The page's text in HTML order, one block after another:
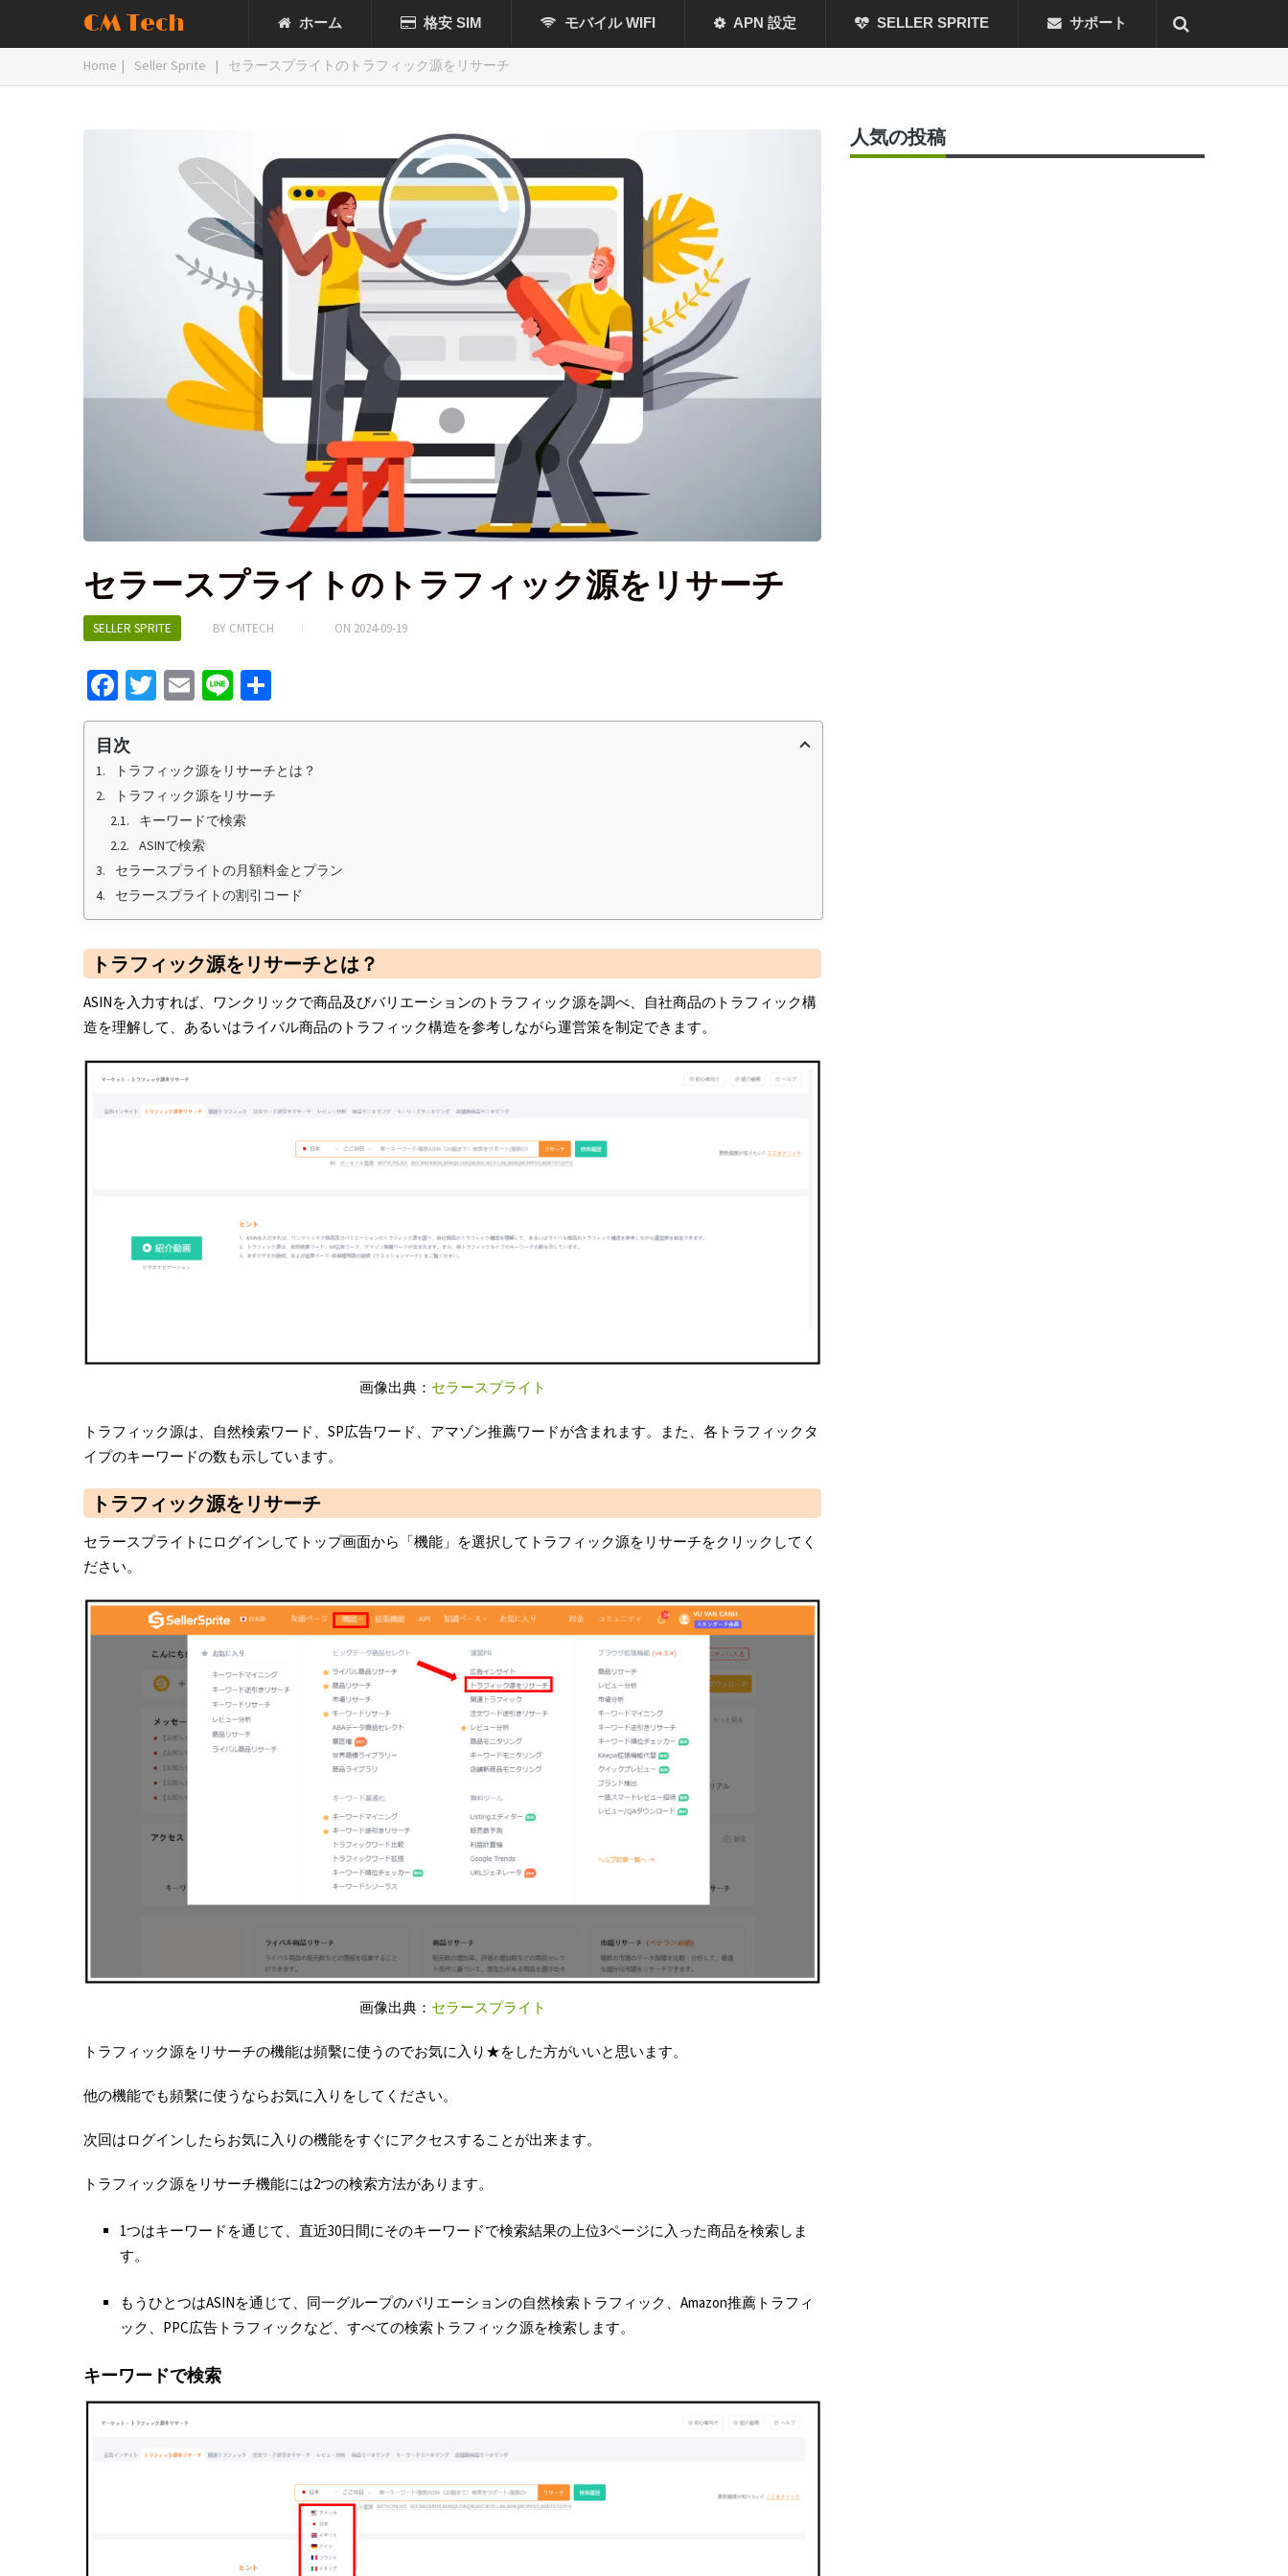
CM Tech ホーム 格安 SIM モバイル WIFI APN 設定 SELLER SPRITE サポート
Home | Seller Sprite | セラースプライトのトラフィック源をリサーチ
セラースプライトのトラフィック源をリサーチ
SELLER SPRITE BY CMTECH ON 2024-09-19
Fa
ce
b
o
o
k
T
wi
er
E
m
l
Li
n h
e
目次
トラフィック源をリサーチとは？
トラフィック源をリサーチ
キーワードで検索
ASINで検索
セラースプライトの月額料金とプラン
セラースプライトの割引コード
トラフィック源をリサーチとは？
ASINを入力すれば、ワンクリックで商品及びバリエーションのトラフィック源を調べ、自社商品のトラフィック構
造を理解して、あるいはライバル商品のトラフィック構造を参考しながら運営策を制定できます。
画像出典： セラースプライト
トラフィック源は、自然検索ワード、SP広告ワード、アマゾン推薦ワードが含まれます。また、各トラフィックタ
イプのキーワードの数も示しています。
トラフィック源をリサーチ
セラースプライトにログインしてトップ画面から「機能」を選択してトラフィック源をリサーチをクリックしてく
ださい。
画像出典： セラースプライト
トラフィック源をリサーチの機能は頻繫に使うのでお気に入り★をした方がいいと思います。
他の機能でも頻繫に使うならお気に入りをしてください。
次回はログインしたらお気に入りの機能をすぐにアクセスすることが出来ます。
トラフィック源をリサーチ機能には2つの検索方法があります。
1つはキーワードを通じて、直近30日間にそのキーワードで検索結果の上位3ページに入った商品を検索しま
す。
もうひとつはASINを通じて、同一グループのバリエーションの自然検索トラフィック、Amazon推薦トラフィ
ック、PPC広告トラフィックなど、すべての検索トラフィック源を検索します。
キーワードで検索
人気の投稿